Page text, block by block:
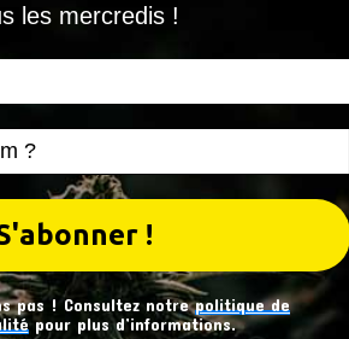
les mercredis !
pas ! Consultez notrepolitique de
pour plus d’informations.